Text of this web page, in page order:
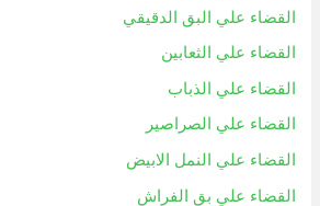
القضاء علي البق الدقيقي
القضاء علي الثعابين
القضاء علي الذباب
القضاء علي الصراصير
القضاء علي النمل الابيض
القضاء علي بق الفراش